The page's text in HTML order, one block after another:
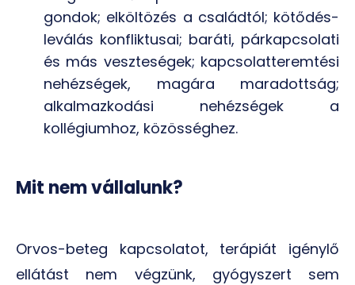
gondok; elköltözés a családtól; kötődés-
leválás konfliktusai; baráti, párkapcsolati
és más veszteségek; kapcsolatteremtési
nehézségek, magára maradottság;
alkalmazkodási nehézségek a
kollégiumhoz, közösséghez.
Mit nem vállalunk?
Orvos-beteg kapcsolatot, terápiát igénylő
ellátást nem végzünk, gyógyszert sem